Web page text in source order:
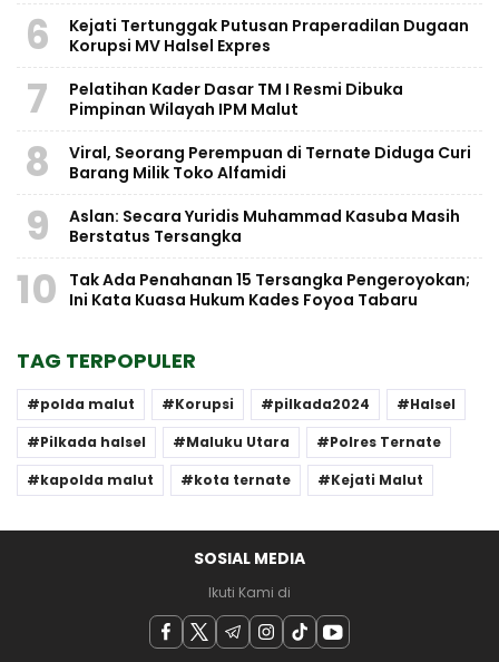
6
Kejati Tertunggak Putusan Praperadilan Dugaan
Korupsi MV Halsel Expres
7
Pelatihan Kader Dasar TM I Resmi Dibuka
Pimpinan Wilayah IPM Malut
8
Viral, Seorang Perempuan di Ternate Diduga Curi
Barang Milik Toko Alfamidi
9
Aslan: Secara Yuridis Muhammad Kasuba Masih
Berstatus Tersangka
10
Tak Ada Penahanan 15 Tersangka Pengeroyokan;
Ini Kata Kuasa Hukum Kades Foyoa Tabaru
TAG TERPOPULER
polda malut Korupsi pilkada2024
Halsel
Pilkada halsel
Maluku Utara
Polres Ternate
kapolda malut
kota ternate Kejati Malut
SOSIAL MEDIA
Ikuti Kami di